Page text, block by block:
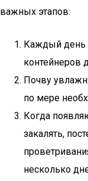
важных этапов:
Каждый день
контейнеров
Почву
по мере
Когда
закалять,
несколько